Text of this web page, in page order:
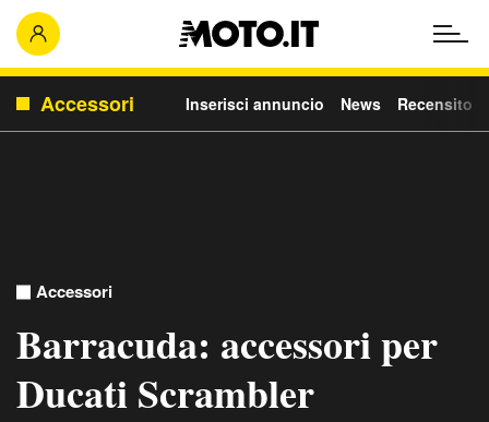
Accessori Inserisci annuncio News Recensito
Accessori
Barracuda: accessori per
Ducati Scrambler